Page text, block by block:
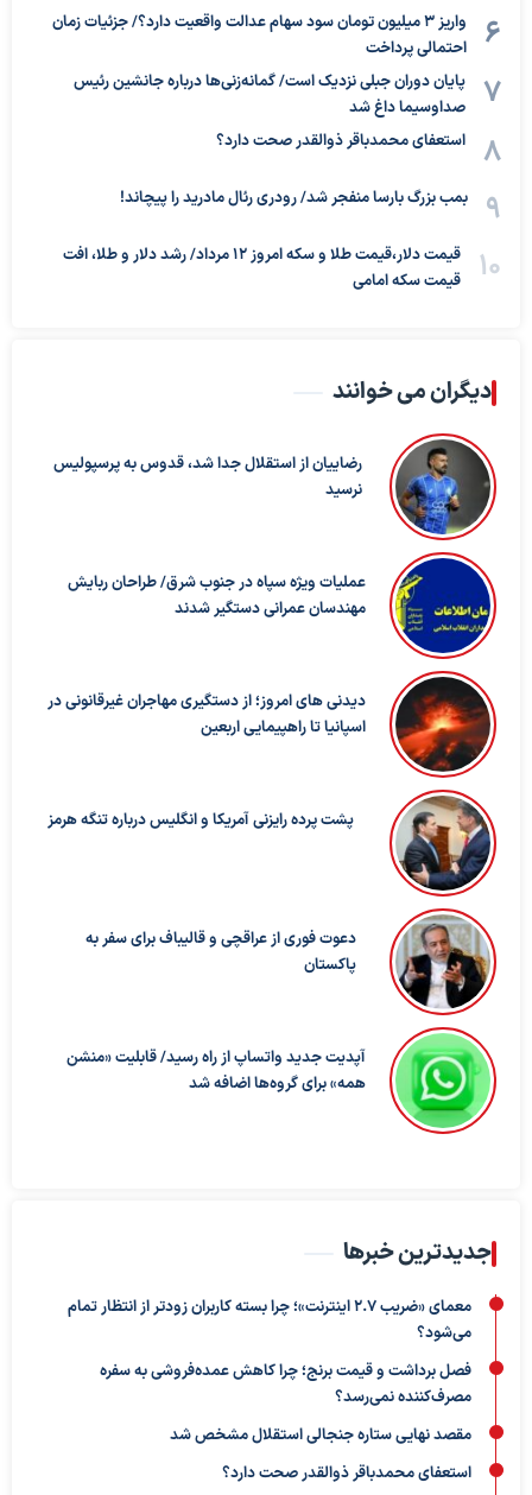
واریز ۳ میلیون تومان سود سهام عدالت واقعیت دارد؟/ جزئیات زمان
احتمالی پرداخت
پایان دوران جبلی نزدیک است/ گمانه‌زنی‌ها درباره جانشین رئیس
صداوسیما داغ شد
استعفای محمدباقر ذوالقدر صحت دارد؟
بمب بزرگ بارسا منفجر شد/ رودری رئال مادرید را پیچاند!
قیمت دلار،قیمت طلا و سکه امروز ۱۲ مرداد/ رشد دلار و طلا، افت
قیمت سکه امامی
دیگران می خوانند
رضاییان از استقلال جدا شد، قدوس به پرسپولیس
نرسید
عملیات ویژه سپاه در جنوب شرق/ طراحان ربایش
مهندسان عمرانی دستگیر شدند
دیدنی های امروز؛ از دستگیری مهاجران غیرقانونی در
اسپانیا تا راهپیمایی اربعین
پشت پرده رایزنی آمریکا و انگلیس درباره تنگه هرمز
دعوت فوری از عراقچی و قالیباف برای سفر به
پاکستان
آپدیت جدید واتساپ از راه رسید/ قابلیت «منشن
همه» برای گروه‌ها اضافه شد
جدیدترین خبرها
معمای «ضریب ۲.۷ اینترنت»؛ چرا بسته کاربران زودتر از انتظار تمام
می‌شود؟
فصل برداشت و قیمت برنج؛ چرا کاهش عمده‌فروشی به سفره
مصرف‌کننده نمی‌رسد؟
مقصد نهایی ستاره جنجالی استقلال مشخص شد
استعفای محمدباقر ذوالقدر صحت دارد؟